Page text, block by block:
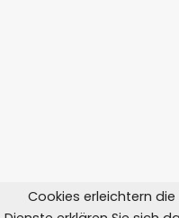
Cookies erleichtern